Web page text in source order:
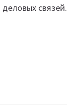
связей.